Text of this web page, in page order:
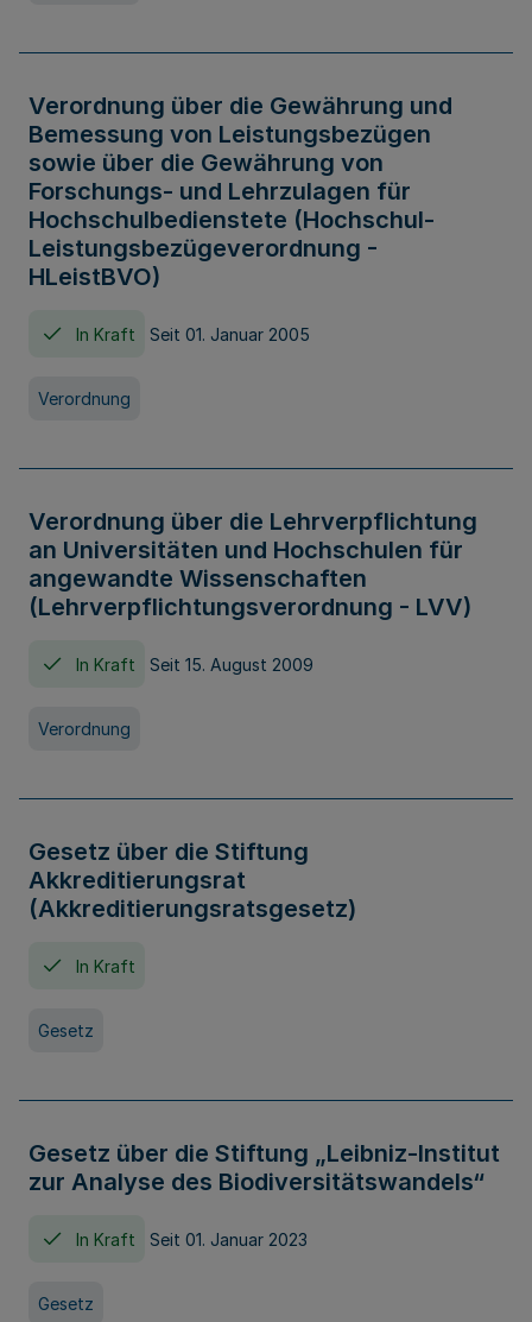
Verordnung über die Gewährung und
Bemessung von Leistungsbezügen
sowie über die Gewährung von
Forschungs- und Lehrzulagen für
Hochschulbedienstete (Hochschul-
Leistungsbezügeverordnung -
HLeistBVO)
In Kraft Seit 01. Januar 2005
Verordnung
Verordnung über die Lehrverpflichtung
an Universitäten und Hochschulen für
angewandte Wissenschaften
(Lehrverpflichtungsverordnung - LVV)
In Kraft Seit 15. August 2009
Verordnung
Gesetz über die Stiftung
Akkreditierungsrat
(Akkreditierungsratsgesetz)
In Kraft
Gesetz
Gesetz über die Stiftung „Leibniz-Institut
zur Analyse des Biodiversitätswandels“
In Kraft Seit 01. Januar 2023
Gesetz